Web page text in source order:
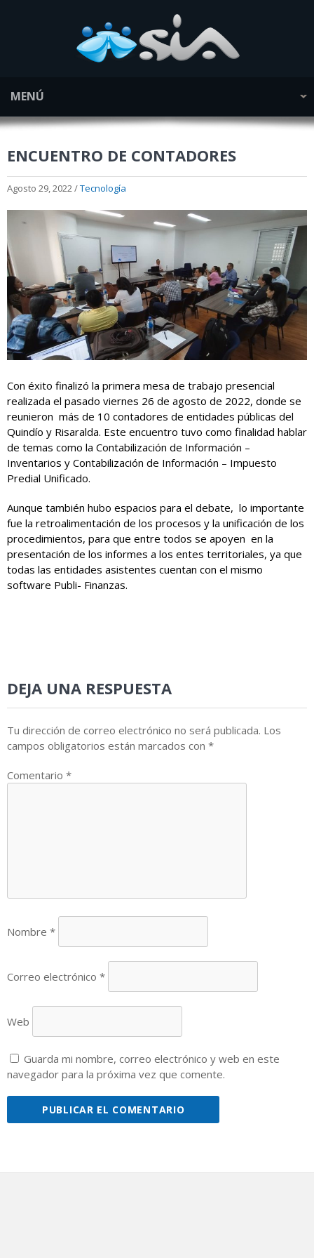
MENÚ
ENCUENTRO DE CONTADORES
Agosto 29, 2022 /Tecnología
Con éxito finalizó la primera mesa de trabajo presencial
realizada el pasado viernes 26 de agosto de 2022, donde se
reunieron más de 10 contadores de entidades públicas del
Quindío y Risaralda. Este encuentro tuvo como finalidad hablar
de temas como la Contabilización de Información –
Inventarios y Contabilización de Información – Impuesto
Predial Unificado.
Aunque también hubo espacios para el debate, lo importante
fue la retroalimentación de los procesos y la unificación de los
procedimientos, para que entre todos se apoyen en la
presentación de los informes a los entes territoriales, ya que
todas las entidades asistentes cuentan con el mismo
software Publi- Finanzas.
DEJA UNA RESPUESTA
Tu dirección de correo electrónico no será publicada. Los
campos obligatorios están marcados con *
Comentario *
Nombre *
Correo electrónico *
Web
Guarda mi nombre, correo electrónico y web en este
navegador para la próxima vez que comente.